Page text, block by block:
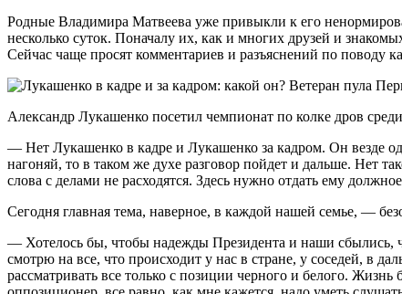
Родные Владимира Матвеева уже привыкли к его
несколько суток. Поначалу их, как и многих друзей и
Сейчас чаще просят комментариев и разъяснений по поводу
Александр Лукашенко посетил чемпионат по колке дров
— Нет Лукашенко в кадре и Лукашенко за кадром. Он везде
нагоняй, то в таком же духе разговор пойдет и дальше. Нет
слова с делами не расходятся. Здесь нужно отдать ему
Сегодня главная тема, наверное, в каждой нашей семье, —
— Хотелось бы, чтобы надежды Президента и наши сбылись,
смотрю на все, что происходит у нас в стране, у соседей, в
рассматривать все только с позиции черного и белого.